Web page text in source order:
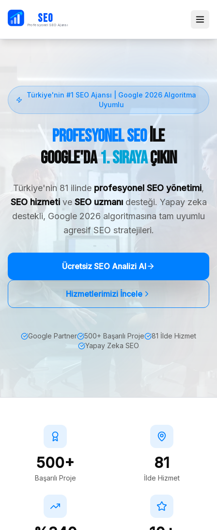
SEO
Profesyonel SEO Ajansı
Türkiye'nin #1 SEO Ajansı | Google 2026 Algoritma
Uyumlu
Profesyonel SEOile
Google'da1. SırayaÇıkın
Türkiye'nin 81 ilinde profesyonel SEO yönetimi,
SEO hizmetive SEO uzmanıdesteği. Yapay zeka
destekli, Google 2026 algoritmasına tam uyumlu
agresif SEO stratejileri.
Ücretsiz SEO Analizi Al
Hizmetlerimizi İncele
Google Partner 500+ Başarılı Proje
81 İlde Hizmet
Yapay Zeka SEO
500+
Başarılı Proje
81
İlde Hizmet